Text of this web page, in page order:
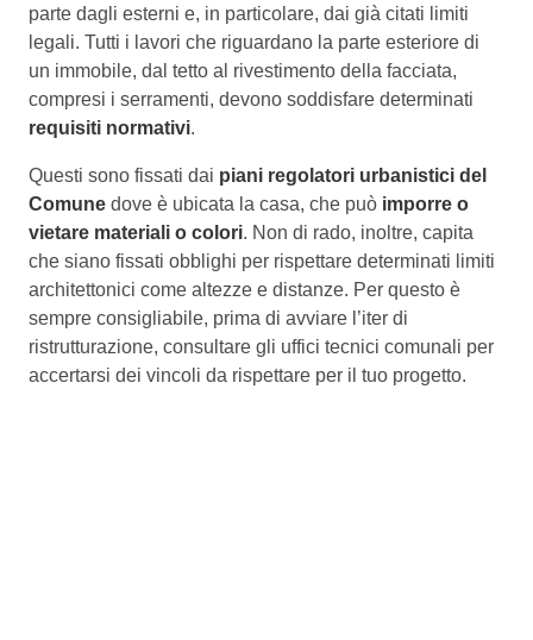
parte dagli esterni e, in particolare, dai già citati limiti
legali. Tutti i lavori che riguardano la parte esteriore di
un immobile, dal tetto al rivestimento della facciata,
compresi i serramenti, devono soddisfare determinati
requisiti normativi.
Questi sono fissati dai piani regolatori urbanistici del
Comune dove è ubicata la casa, che può imporre o
vietare materiali o colori. Non di rado, inoltre, capita
che siano fissati obblighi per rispettare determinati limiti
architettonici come altezze e distanze. Per questo è
sempre consigliabile, prima di avviare l’iter di
ristrutturazione, consultare gli uffici tecnici comunali per
accertarsi dei vincoli da rispettare per il tuo progetto.